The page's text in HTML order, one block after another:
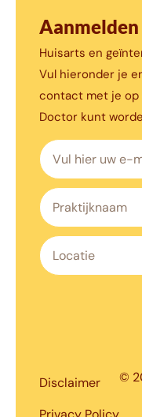
Huisarts en
Vul hieronder je
contact met je op
Doctor kunt
Disclaimer
©